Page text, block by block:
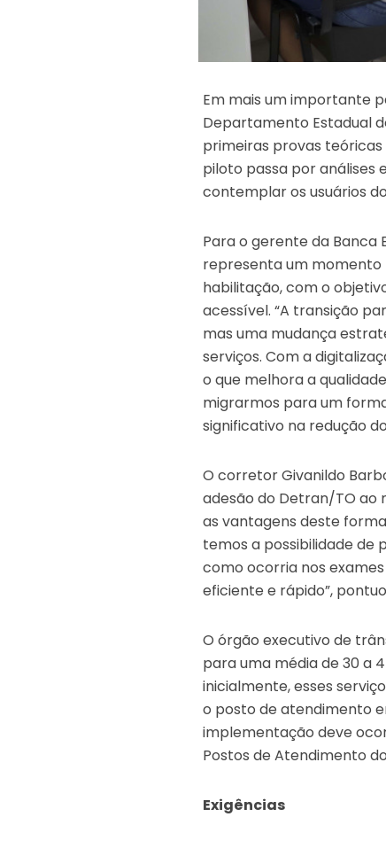
Em mais um importante
Departamento Estadual
primeiras provas
piloto passa por análises
contemplar os usuários
Para o gerente da Banca
representa um momento
habilitação, com o
acessível. “A transição
mas uma mudança
serviços. Com a
o que melhora a
migrarmos para um
significativo na redução
O corretor Givanildo
adesão do Detran/TO ao
as vantagens deste
temos a possibilidade de
como ocorria nos
eficiente e rápido”,
O órgão executivo de
para uma média de 30 a
inicialmente, esses
o posto de atendimento
implementação deve
Postos de Atendimento
Exigências